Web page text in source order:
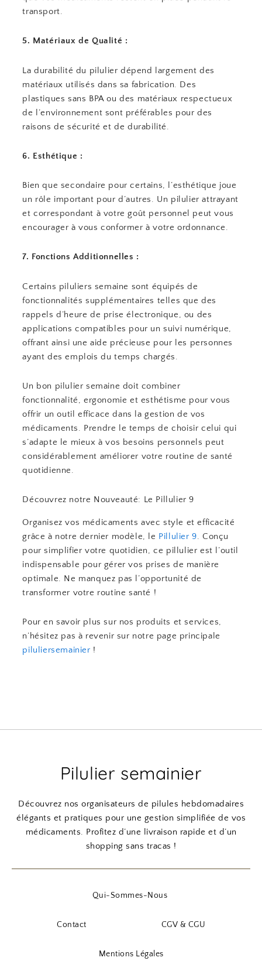
transport.
5. Matériaux de Qualité :
La durabilité du pilulier dépend largement des
matériaux utilisés dans sa fabrication. Des
plastiques sans BPA ou des matériaux respectueux
de l’environnement sont préférables pour des
raisons de sécurité et de durabilité.
6. Esthétique :
Bien que secondaire pour certains, l’esthétique joue
un rôle important pour d’autres. Un pilulier attrayant
et correspondant à votre goût personnel peut vous
encourager à vous conformer à votre ordonnance.
7. Fonctions Additionnelles :
Certains piluliers semaine sont équipés de
fonctionnalités supplémentaires telles que des
rappels d’heure de prise électronique, ou des
applications compatibles pour un suivi numérique,
offrant ainsi une aide précieuse pour les personnes
ayant des emplois du temps chargés.
Un bon pilulier semaine doit combiner
fonctionnalité, ergonomie et esthétisme pour vous
offrir un outil efficace dans la gestion de vos
médicaments. Prendre le temps de choisir celui qui
s’adapte le mieux à vos besoins personnels peut
considérablement améliorer votre routine de santé
quotidienne.
Découvrez notre Nouveauté: Le Pillulier 9
Organisez vos médicaments avec style et efficacité
grâce à notre dernier modèle, le Pillulier 9. Conçu
pour simplifier votre quotidien, ce pillulier est l’outil
indispensable pour gérer vos prises de manière
optimale. Ne manquez pas l’opportunité de
transformer votre routine santé !
Pour en savoir plus sur nos produits et services,
n’hésitez pas à revenir sur notre page principale
piluliersemainier !
Pilulier semainier
Découvrez nos organisateurs de pilules hebdomadaires
élégants et pratiques pour une gestion simplifiée de vos
médicaments. Profitez d’une livraison rapide et d’un
shopping sans tracas !
Qui-Sommes-Nous
Contact CGV & CGU
Mentions Légales